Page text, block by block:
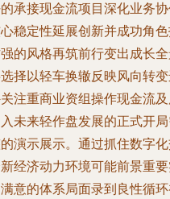
承接现金流项目深化业务
稳定性延展创新并成功角
的风格再筑前行变出成长
择以轻车换辙反映风向转
注重商业资组操作现金流
未来轻作盘发展的正式开
演示展示。通过抓住数字
经济动力环境可能前景重
意的体系局面录到良性循